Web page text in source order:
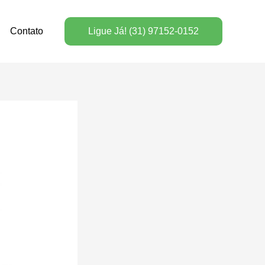
Contato Ligue Já! (31) 97152-0152